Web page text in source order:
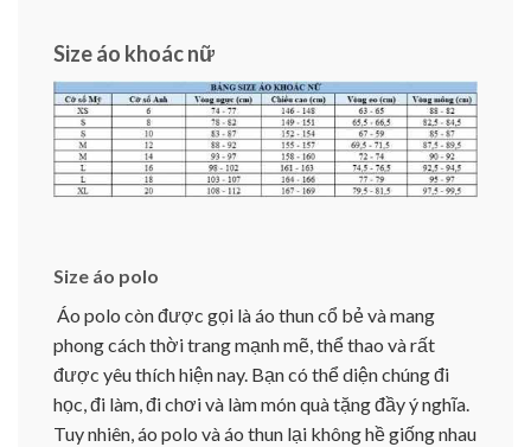
Size áo khoác nữ
Size áo polo
Áo polo còn được gọi là áo thun cổ bẻ và mang
phong cách thời trang mạnh mẽ, thể thao và rất
được yêu thích hiện nay. Bạn có thể diện chúng đi
học, đi làm, đi chơi và làm món quà tặng đầy ý nghĩa.
Tuy nhiên, áo polo và áo thun lại không hề giống nhau